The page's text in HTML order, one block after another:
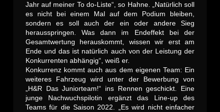
Jahr auf meiner To do-Liste“, so Hahne. „Natürlich soll
es nicht bei einem Mal auf dem Podium bleiben,
sondern es soll auch der ein oder andere Sieg
herausspringen. Was dann im Endeffekt bei der
Gesamtwertung herauskommt, wissen wir erst am
Ende und das ist natürlich auch von der Leistung der
Konkurrenten abhängig“, weiß er.
Konkurrenz kommt auch aus dem eigenen Team: Ein
weiteres Fahrzeug wird unter der Bewerbung von
„H&R Das Juniorteam!“ ins Rennen geschickt. Eine
junge Nachwuchspilotin ergänzt das Line-up des
Teams für die Saison 2022. „Es wird nicht einfacher